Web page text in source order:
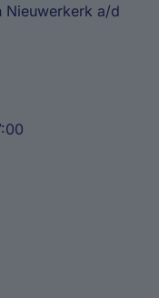
Nieuwerkerk a/d